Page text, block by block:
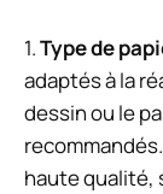
1.Type de
adaptés à la
dessin ou le
haute qualité,